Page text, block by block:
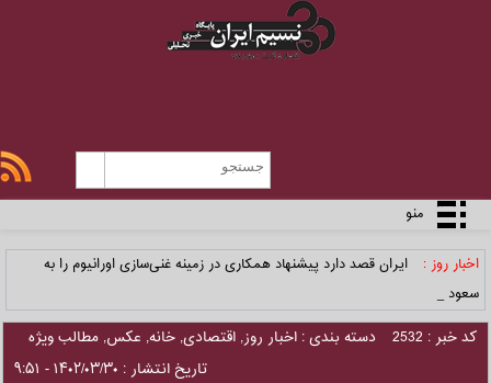
منو
اخبار روز :
ایران قصد دارد پیشنهاد همکاری در زمینه غنی‌سازی اورانیوم را به
سعودی _
کد خبر : 2532 دسته بندی :اخبار روز,اقتصادی,خانه, عکس,مطالب ویژه
تاریخ انتشار : ۱۴۰۲/۰۳/۳۰ - ۹:۵۱